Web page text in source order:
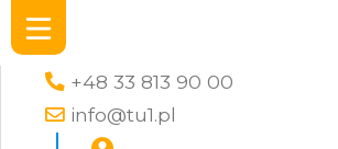
+48 33 813 90 00
info@tu1.pl